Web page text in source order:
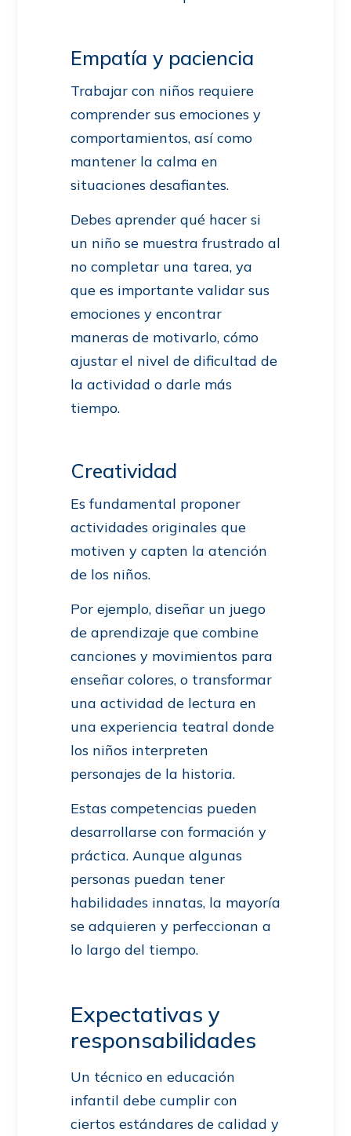
Empatía y paciencia
Trabajar con niños requiere
comprender sus emociones y
comportamientos, así como
mantener la calma en
situaciones desafiantes.
Debes aprender qué hacer si
un niño se muestra frustrado al
no completar una tarea, ya
que es importante validar sus
emociones y encontrar
maneras de motivarlo, cómo
ajustar el nivel de dificultad de
la actividad o darle más
tiempo.
Creatividad
Es fundamental proponer
actividades originales que
motiven y capten la atención
de los niños.
Por ejemplo, diseñar un juego
de aprendizaje que combine
canciones y movimientos para
enseñar colores, o transformar
una actividad de lectura en
una experiencia teatral donde
los niños interpreten
personajes de la historia.
Estas competencias pueden
desarrollarse con formación y
práctica. Aunque algunas
personas puedan tener
habilidades innatas, la mayoría
se adquieren y perfeccionan a
lo largo del tiempo.
Expectativas y
responsabilidades
Un técnico en educación
infantil debe cumplir con
ciertos estándares de calidad y